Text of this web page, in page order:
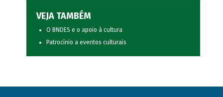
VEJA TAMBÉM
O BNDES e o apoio à cultura
Patrocínio a eventos culturais